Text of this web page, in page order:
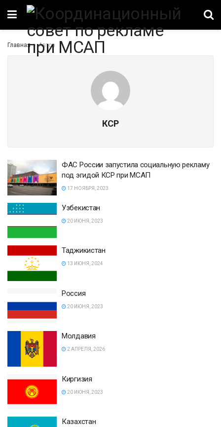
Главная Автор
КСР
ФАС России запустила социальную рекламу
под эгидой КСР при МСАП
17 НОЯБРЯ, 2023
Узбекистан
20 ИЮНЯ, 2023
Таджикистан
13 ИЮНЯ, 2024
Россия
20 ИЮНЯ, 2023
Молдавия
2 АПРЕЛЯ, 2026
Киргизия
20 ИЮНЯ, 2023
Казахстан